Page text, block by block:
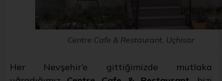
Centre Cafe & Restaurant, Uçhisar
Her Nevşehir’e gittiğimizde mutlaka